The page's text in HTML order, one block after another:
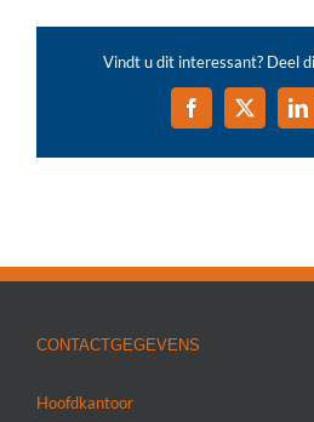
Vindt u dit interessant? Deel
Facebook
X
CONTACTGEGEVENS
Hoofdkantoor